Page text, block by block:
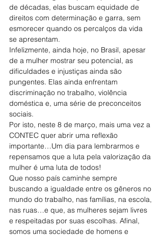
de décadas, elas buscam equidade de
direitos com determinação e garra, sem
esmorecer quando os percalços da vida
se apresentam.
Infelizmente, ainda hoje, no Brasil, apesar
de a mulher mostrar seu potencial, as
dificuldades e injustiças ainda são
pungentes. Elas ainda enfrentam
discriminação no trabalho, violência
doméstica e, uma série de preconceitos
sociais.
Por isto, neste 8 de março, mais uma vez a
CONTEC quer abrir uma reflexão
importante…Um dia para lembrarmos e
repensamos que a luta pela valorização da
mulher é uma luta de todos!
Que nosso país caminhe sempre
buscando a igualdade entre os gêneros no
mundo do trabalho, nas famílias, na escola,
nas ruas…e que, as mulheres sejam livres
e respeitadas por suas escolhas. Afinal,
somos uma sociedade de homens e